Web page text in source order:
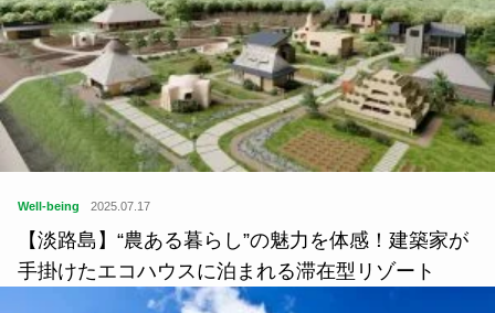
Well-being 2025.07.17
【淡路島】“農ある暮らし”の魅力を体感！建築家が
手掛けたエコハウスに泊まれる滞在型リゾート